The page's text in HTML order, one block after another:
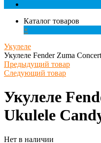
Каталог товаров
×
Укулеле
Укулеле Fender Zuma
Предыдущий товар
Следующий товар
Укулеле
Ukulele
Нет в наличии